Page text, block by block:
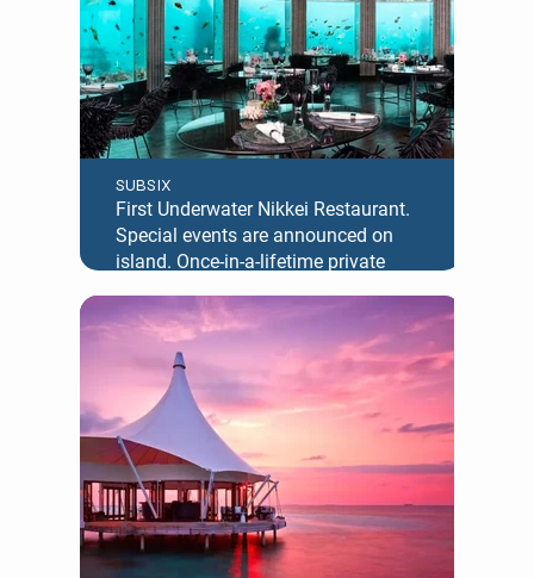
SUBSIX
First Underwater Nikkei Restaurant.
Special events are announced on
island. Once-in-a-lifetime private
are available on request as
‘Destination Dining’ experiences.